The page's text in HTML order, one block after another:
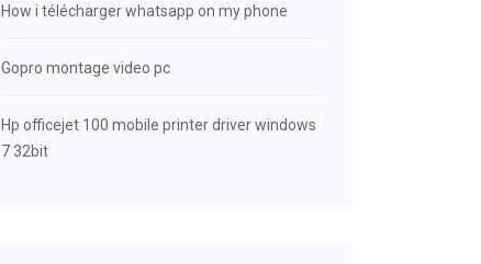
How i télécharger whatsapp on my phone
Gopro montage video pc
Hp officejet 100 mobile printer driver windows
7 32bit